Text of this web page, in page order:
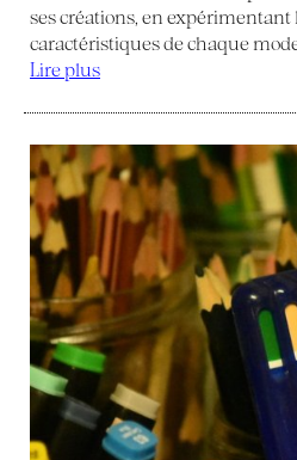
ses créations, en expérimentant
caractéristiques de chaque mode
Lire plus